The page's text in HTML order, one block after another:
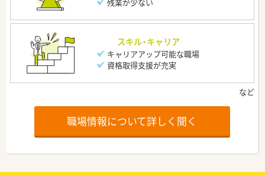
スキル・キャリア
キャリアアップ可能な職場
資格取得支援が充実
職場情報について詳しく聞く